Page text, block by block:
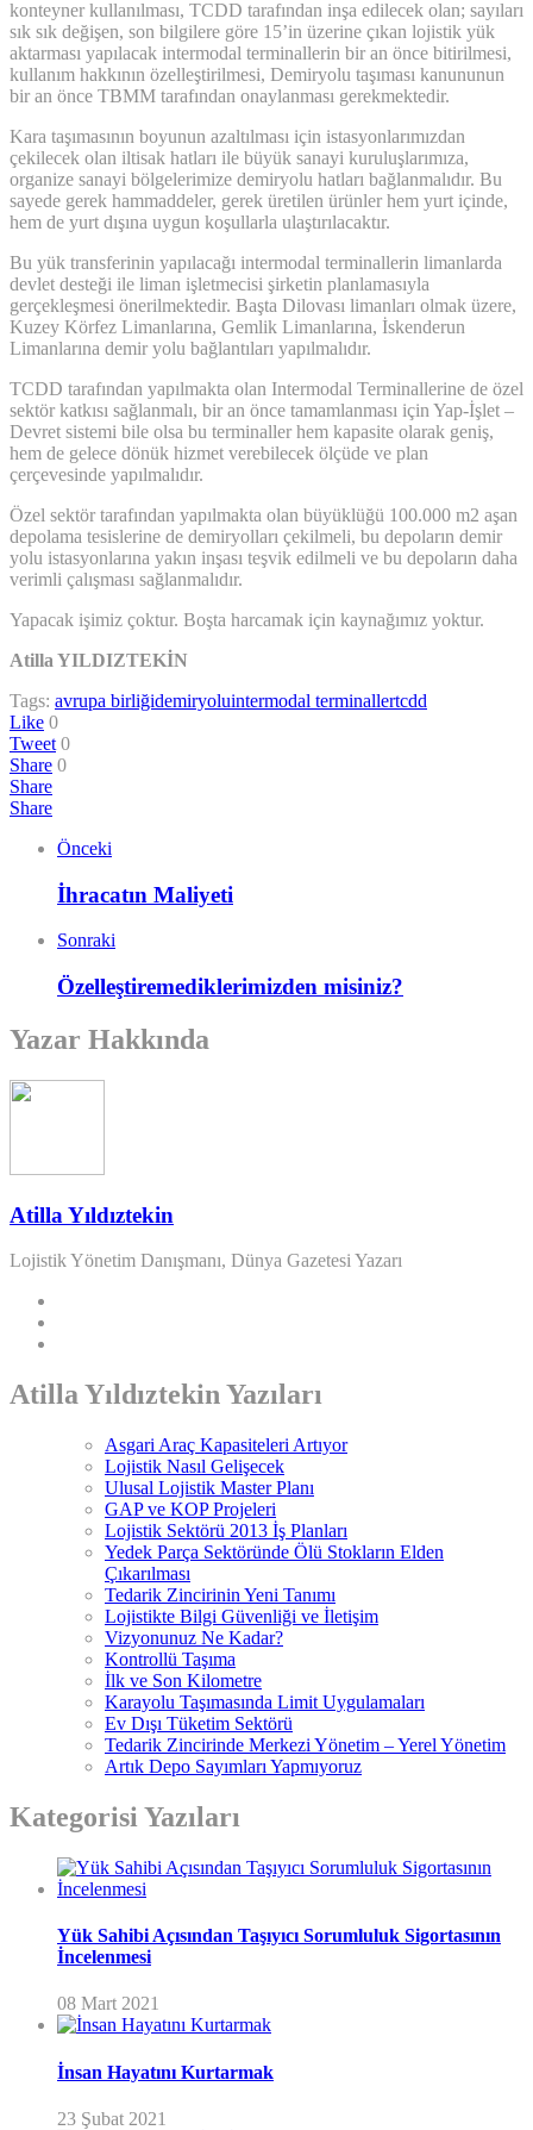
konteyner kullanılması, TCDD tarafından inşa edilecek olan; sayıları
sık sık değişen, son bilgilere göre 15’in üzerine çıkan lojistik yük
aktarması yapılacak intermodal terminallerin bir an önce bitirilmesi,
kullanım hakkının özelleştirilmesi, Demiryolu taşıması kanununun
bir an önce TBMM tarafından onaylanması gerekmektedir.
Kara taşımasının boyunun azaltılması için istasyonlarımızdan
çekilecek olan iltisak hatları ile büyük sanayi kuruluşlarımıza,
organize sanayi bölgelerimize demiryolu hatları bağlanmalıdır. Bu
sayede gerek hammaddeler, gerek üretilen ürünler hem yurt içinde,
hem de yurt dışına uygun koşullarla ulaştırılacaktır.
Bu yük transferinin yapılacağı intermodal terminallerin limanlarda
devlet desteği ile liman işletmecisi şirketin planlamasıyla
gerçekleşmesi önerilmektedir. Başta Dilovası limanları olmak üzere,
Kuzey Körfez Limanlarına, Gemlik Limanlarına, İskenderun
Limanlarına demir yolu bağlantıları yapılmalıdır.
TCDD tarafından yapılmakta olan Intermodal Terminallerine de özel
sektör katkısı sağlanmalı, bir an önce tamamlanması için Yap-İşlet –
Devret sistemi bile olsa bu terminaller hem kapasite olarak geniş,
hem de gelece dönük hizmet verebilecek ölçüde ve plan
çerçevesinde yapılmalıdır.
Özel sektör tarafından yapılmakta olan büyüklüğü 100.000 m2 aşan
depolama tesislerine de demiryolları çekilmeli, bu depoların demir
yolu istasyonlarına yakın inşası teşvik edilmeli ve bu depoların daha
verimli çalışması sağlanmalıdır.
Yapacak işimiz çoktur. Boşta harcamak için kaynağımız yoktur.
Atilla YILDIZTEKİN
Tags: avrupa birliğidemiryoluintermodal terminallertcdd
Like 0
Tweet 0
Share 0
Share
Share
Önceki
İhracatın Maliyeti
Sonraki
Özelleştiremediklerimizden misiniz?
Yazar Hakkında
Atilla Yıldıztekin
Lojistik Yönetim Danışmanı, Dünya Gazetesi Yazarı
Atilla Yıldıztekin Yazıları
Asgari Araç Kapasiteleri Artıyor
Lojistik Nasıl Gelişecek
Ulusal Lojistik Master Planı
GAP ve KOP Projeleri
Lojistik Sektörü 2013 İş Planları
Yedek Parça Sektöründe Ölü Stokların Elden
Çıkarılması
Tedarik Zincirinin Yeni Tanımı
Lojistikte Bilgi Güvenliği ve İletişim
Vizyonunuz Ne Kadar?
Kontrollü Taşıma
İlk ve Son Kilometre
Karayolu Taşımasında Limit Uygulamaları
Ev Dışı Tüketim Sektörü
Tedarik Zincirinde Merkezi Yönetim – Yerel Yönetim
Artık Depo Sayımları Yapmıyoruz
Kategorisi Yazıları
Yük Sahibi Açısından Taşıyıcı Sorumluluk Sigortasının
İncelenmesi
08 Mart 2021
İnsan Hayatını Kurtarmak
23 Şubat 2021